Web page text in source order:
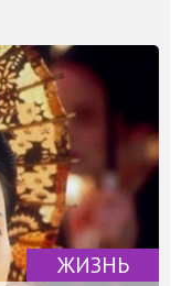
ЖИЗНЬ